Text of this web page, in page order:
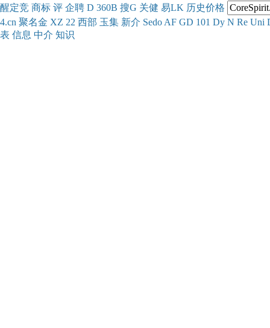
醒定竞 商标 评 企聘 D 360B 搜G 关健 易LK 历史价格
4.cn 聚名金 XZ 22 西部 玉集 新介 Sedo AF GD 101 Dy N Re Uni
表 信息 中介 知识